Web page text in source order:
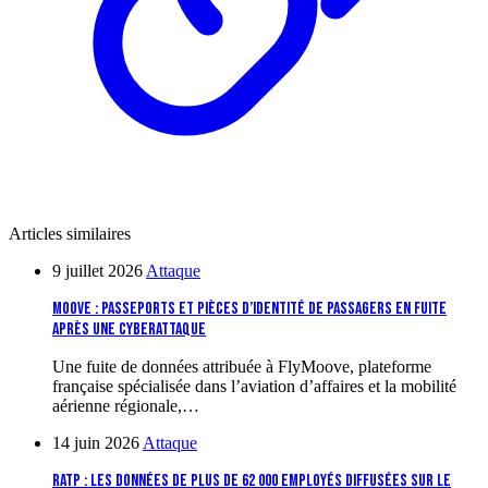
Articles similaires
9 juillet 2026Attaque
Moove : passeports et pièces d’identité de passagers en fuite
après une cyberattaque
Une fuite de données attribuée à FlyMoove, plateforme
française spécialisée dans l’aviation d’affaires et la mobilité
aérienne régionale,…
14 juin 2026Attaque
RATP : les données de plus de 62 000 employés diffusées sur le